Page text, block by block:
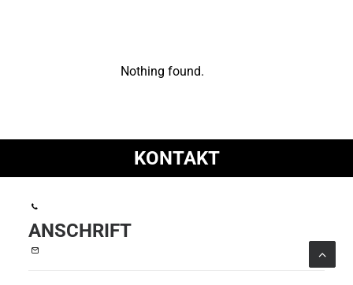
Nothing found.
KONTAKT
ANSCHRIFT